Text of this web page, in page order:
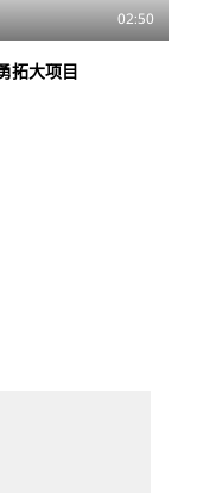
02:50
拓大项目